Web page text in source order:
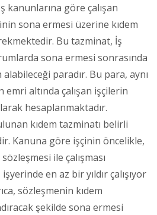
kanunlarına göre çalışan
sona ermesi üzerine kıdem
Bu tazminat, İş
sona ermesi sonrasında
alabileceği paradır. Bu para, aynı
altında çalışan işçilerin
hesaplanmaktadır.
kıdem tazminatı belirli
Kanuna göre işçinin öncelikle,
ile çalışması
en az bir yıldır çalışıyor
sözleşmenin kıdem
şekilde sona ermesi